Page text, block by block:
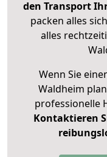
den Transport
packen alles
alles
Wenn Sie
Waldheim
professionelle
Kontaktieren